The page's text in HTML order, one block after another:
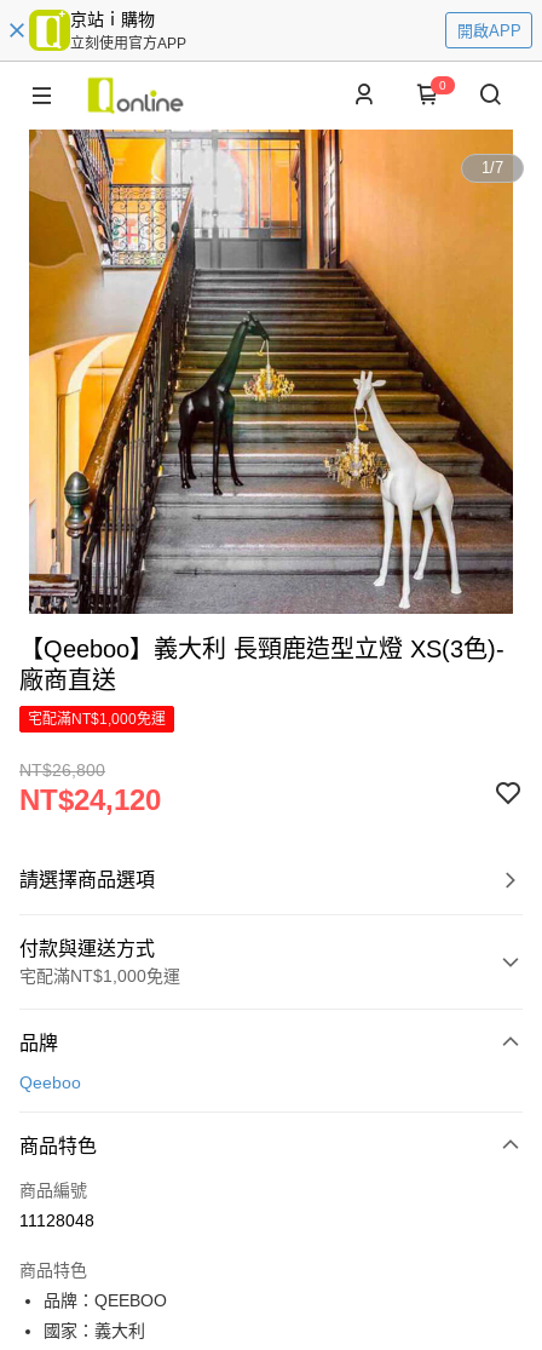
京站ｉ購物
立刻使用官方APP
開啟APP
0
1/7
【Qeeboo】義大利 長頸鹿造型立燈 XS(3色)-
廠商直送
宅配滿NT$1,000免運
NT$26,800
NT$24,120
請選擇商品選項
付款與運送方式
宅配滿NT$1,000免運
信用卡一次付款
Apple Pay
街口支付
Google Pay
全盈+PAY
品牌
Qeeboo
商品特色
商品編號
11128048
商品特色
品牌：QEEBOO
國家：義大利